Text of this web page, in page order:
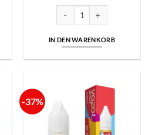
Vozol | 10ml Liquid |
IN DEN WARENKORB
-37%